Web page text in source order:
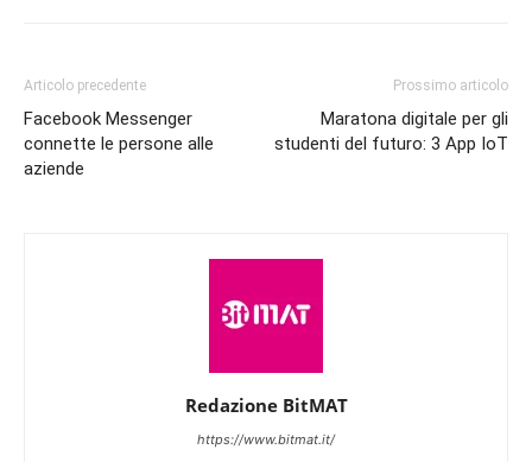
Articolo precedente
Facebook Messenger
connette le persone alle
aziende
Prossimo articolo
Maratona digitale per gli
studenti del futuro: 3 App IoT
Redazione BitMAT
https://www.bitmat.it/